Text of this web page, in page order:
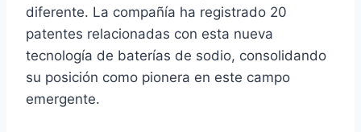
diferente. La compañía ha registrado 20
patentes relacionadas con esta nueva
tecnología de baterías de sodio, consolidando
su posición como pionera en este campo
emergente.